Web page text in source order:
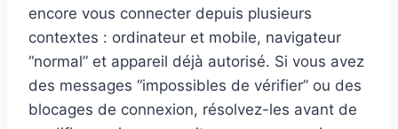
encore vous connecter depuis plusieurs
contextes : ordinateur et mobile, navigateur
“normal” et appareil déjà autorisé. Si vous avez
des messages “impossibles de vérifier” ou des
blocages de connexion, résolvez-les avant de